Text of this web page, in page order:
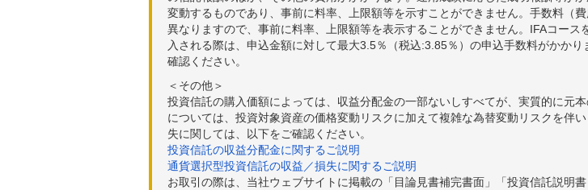
変動するものであり、事前に料率、上限額等を示すことができません。手数料（
異なりますので、事前に料率、上限額等を表示することができません。IFAコー
入される際は、申込金額に対して最大3.5％（税込:3.85％）の申込手数料がかか
確認ください。
＜その他＞
投資信託の購入価額によっては、収益分配金の一部ないしすべてが、実質的に元
については、投資対象資産の価格変動リスクに加えて複雑な為替変動リスクを伴
失に関しては、以下をご確認ください。
投資信託の収益分配金に関するご説明
通貨選択型投資信託の収益／損失に関するご説明
お取引の際は、当社ウェブサイトに掲載の「目論見書補完書面」「投資信託説明